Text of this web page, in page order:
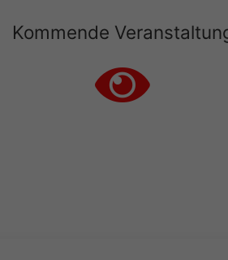
Kommende